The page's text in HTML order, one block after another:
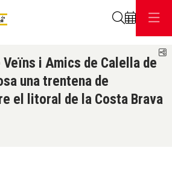
i Amics de Calella de
una trentena de
el litoral de la Costa Brava